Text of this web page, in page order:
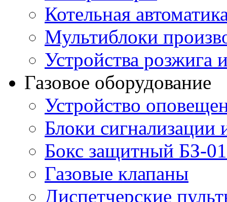
Котельная
Мультиблоки
Устройства розжига
Газовое оборудование
Устройство
Блоки сигнализации
Бокс защитный БЗ-01
Газовые клапаны
Диспетчерские